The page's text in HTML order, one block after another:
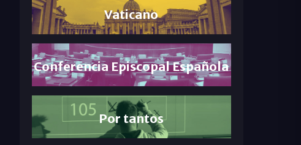
Vaticano
Conferencia Episcopal Española
Por tantos